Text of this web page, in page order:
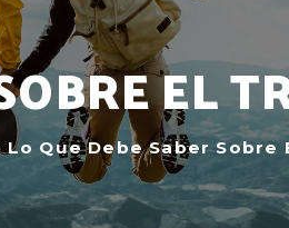
NUESTRA OFERTA
RECEPTIVO
SENDERISMO
EL
Lo Que Debe Saber